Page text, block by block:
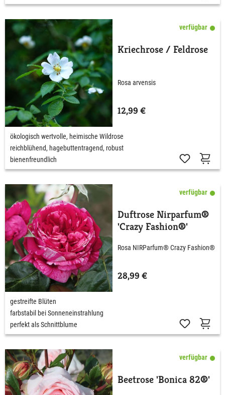
verfügbar
Kriechrose / Feldrose
Rosa arvensis
12,99 €
ökologisch wertvolle, heimische Wildrose
reichblühend, hagebuttentragend, robust
bienenfreundlich
verfügbar
Duftrose Nirparfum®
'Crazy Fashion®'
Rosa NIRParfum® Crazy Fashion®
28,99 €
gestreifte Blüten
farbstabil bei Sonneneinstrahlung
perfekt als Schnittblume
verfügbar
Beetrose 'Bonica 82®'